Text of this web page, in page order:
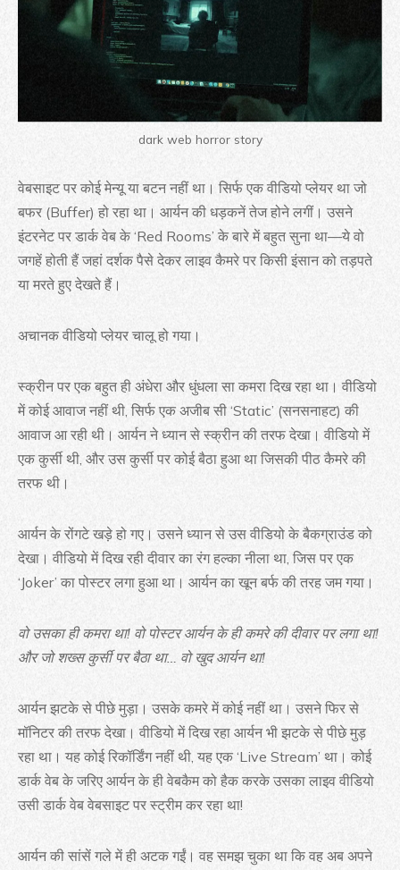
dark web horror story
वेबसाइट पर कोई मेन्यू या बटन नहीं था। सिर्फ एक वीडियो प्लेयर था जो
बफर (Buffer) हो रहा था। आर्यन की धड़कनें तेज होने लगीं। उसने
इंटरनेट पर डार्क वेब के ‘Red Rooms’ के बारे में बहुत सुना था—ये वो
जगहें होती हैं जहां दर्शक पैसे देकर लाइव कैमरे पर किसी इंसान को तड़पते
या मरते हुए देखते हैं।
अचानक वीडियो प्लेयर चालू हो गया।
स्क्रीन पर एक बहुत ही अंधेरा और धुंधला सा कमरा दिख रहा था। वीडियो
में कोई आवाज नहीं थी, सिर्फ एक अजीब सी ‘Static’ (सनसनाहट) की
आवाज आ रही थी। आर्यन ने ध्यान से स्क्रीन की तरफ देखा। वीडियो में
एक कुर्सी थी, और उस कुर्सी पर कोई बैठा हुआ था जिसकी पीठ कैमरे की
तरफ थी।
आर्यन के रोंगटे खड़े हो गए। उसने ध्यान से उस वीडियो के बैकग्राउंड को
देखा। वीडियो में दिख रही दीवार का रंग हल्का नीला था, जिस पर एक
‘Joker’ का पोस्टर लगा हुआ था। आर्यन का खून बर्फ की तरह जम गया।
वो उसका ही कमरा था! वो पोस्टर आर्यन के ही कमरे की दीवार पर लगा था!
और जो शख्स कुर्सी पर बैठा था… वो खुद आर्यन था!
आर्यन झटके से पीछे मुड़ा। उसके कमरे में कोई नहीं था। उसने फिर से
मॉनिटर की तरफ देखा। वीडियो में दिख रहा आर्यन भी झटके से पीछे मुड़
रहा था। यह कोई रिकॉर्डिंग नहीं थी, यह एक ‘Live Stream’ था। कोई
डार्क वेब के जरिए आर्यन के ही वेबकैम को हैक करके उसका लाइव वीडियो
उसी डार्क वेब वेबसाइट पर स्ट्रीम कर रहा था!
आर्यन की सांसें गले में ही अटक गईं। वह समझ चुका था कि वह अब अपने